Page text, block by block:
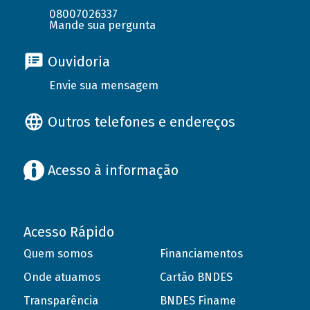
08007026337
Mande sua pergunta
Ouvidoria
Envie sua mensagem
Outros telefones e endereços
Acesso à informação
Acesso Rápido
Quem somos
Onde atuamos
Transparência
Financiamentos
Cartão BNDES
BNDES Finame